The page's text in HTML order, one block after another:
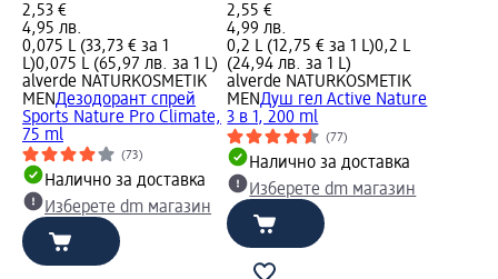
2,53 €
4,95 лв.
0,075 L (33,73 € за 1
L)0,075 L (65,97 лв. за 1 L)
alverde NATURKOSMETIK
MENДезодорант спрей
Sports Nature Pro Climate,
75 ml
(73)
Налично за доставка
Изберете dm магазин
2,55 €
4,99 лв.
0,2 L (12,75 € за 1 L)0,2 L
(24,94 лв. за 1 L)
alverde NATURKOSMETIK
MENДуш гел Active Nature
3 в 1, 200 ml
(77)
Налично за доставка
Изберете dm магазин